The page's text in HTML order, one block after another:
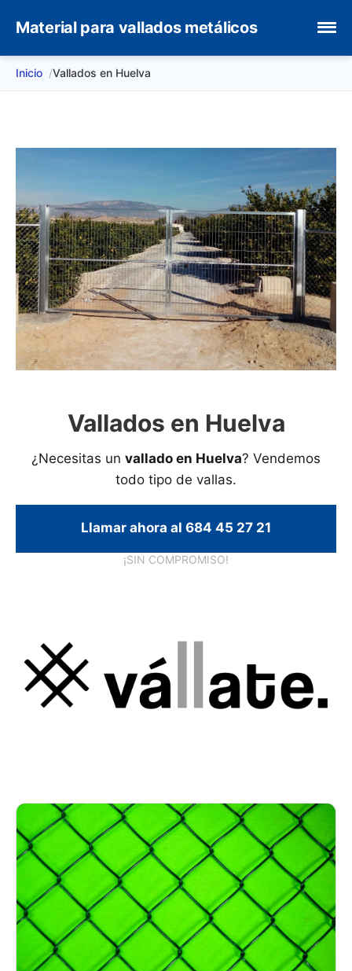
Material para vallados metálicos
Inicio Vallados en Huelva
Vallados en Huelva
¿Necesitas un vallado en Huelva? Vendemos
todo tipo de vallas.
Llamar ahora al 684 45 27 21
¡SIN COMPROMISO!